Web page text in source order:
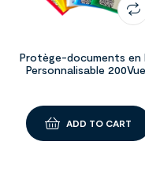
Protège-documents en
Personnalisable
ADD TO CART